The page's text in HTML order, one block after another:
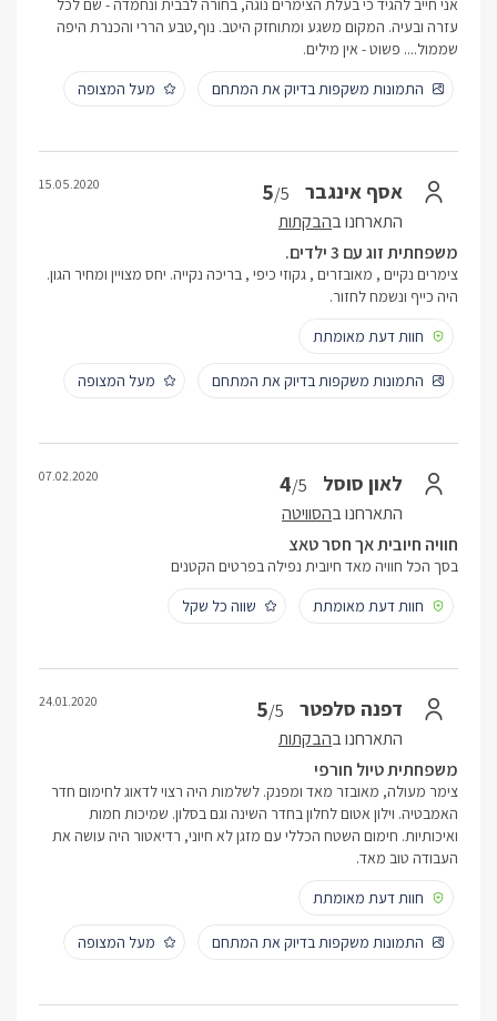
אני חייב להגיד כי בעלת הצימרים נוגה, בחורה לבבית ונחמדה - שם לכל
עזרה ובעיה. המקום משגע ומתוחזק היטב. נוף,טבע הררי והכנרת היפה
שממול.... פשוט - אין מילים.
התמונות משקפות בדיוק את המתחם
מעל המצופה
אסף אינגבר 5/5
התארחנו בהבקתות
15.05.2020
משפחתית זוג עם 3 ילדים.
צימרים נקיים , מאובזרים , גקוזי כיפי , בריכה נקייה. יחס מצויין ומחיר הגון.
היה כייף ונשמח לחזור.
חוות דעת מאומתת
התמונות משקפות בדיוק את המתחם מעל המצופה
לאון סוסל 4/5
התארחנו בהסוויטה
07.02.2020
חוויה חיובית אך חסר טאצ
בסך הכל חוויה מאד חיובית נפילה בפרטים הקטנים
חוות דעת מאומתת
שווה כל שקל
דפנה סלפטר 5/5
התארחנו בהבקתות
24.01.2020
משפחתית טיול חורפי
צימר מעולה, מאובזר מאד ומפנק. לשלמות היה רצוי לדאוג לחימום חדר
האמבטיה. וילון אטום לחלון בחדר השינה וגם בסלון. שמיכות חמות
ואיכותיות. חימום השטח הכללי עם מזגן לא חיוני, רדיאטור היה עושה את
העבודה טוב מאד.
חוות דעת מאומתת
התמונות משקפות בדיוק את המתחם מעל המצופה